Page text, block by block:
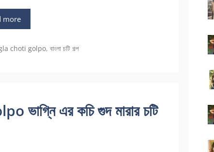
more
choti golpo,বাংলা চটি গল্প
এর কচি গুদ মারার চটি